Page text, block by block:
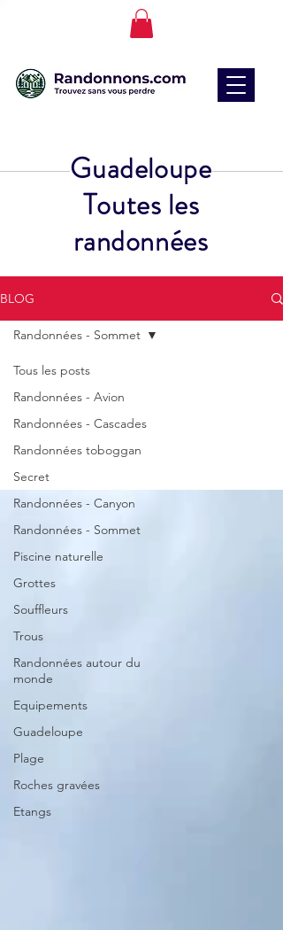
Guadeloupe
Toutes les
randonnées
BLOG
Tous les posts
Randonnées - Avion
Randonnées - Cascades
Randonnées toboggan
Secret
Randonnées - Canyon
Randonnées - Sommet
Piscine naturelle
Grottes
Souffleurs
Trous
Randonnées autour du
monde
Equipements
Guadeloupe
Plage
Roches gravées
Etangs
Randonnées - Sommet
Randonnées -
Sommet